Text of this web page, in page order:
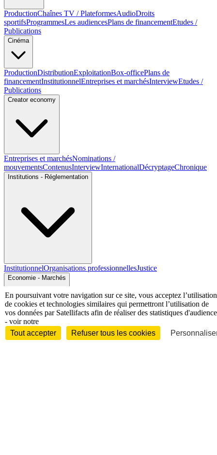
ProductionChaînes TV / PlateformesAudioDroits
sportifsProgrammesLes audiencesPlans de financementEtudes /
Publications
Cinéma
ProductionDistributionExploitationBox-officePlans de
financementInstitutionnelEntreprises et marchésInterviewEtudes /
Publications
Creator economy
Entreprises et marchésNominations /
mouvementsContenusInterviewInternationalDécryptageChronique
Institutions - Réglementation
InstitutionnelOrganisations professionnellesJustice
Economie - Marchés
En poursuivant votre navigation sur ce site, vous acceptez l’utilisation
de cookies et technologies similaires qui permettront l’utilisation de
vos données par Satellifacts afin de réaliser des statistiques d'audience
- voir notre
Tout accepter
Refuser tous les cookies